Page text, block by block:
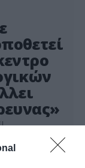
το
στις